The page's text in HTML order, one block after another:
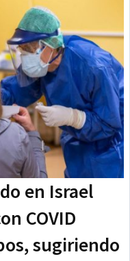
en Israel
COVID
sugiriendo